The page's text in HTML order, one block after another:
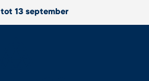
tot 13 september